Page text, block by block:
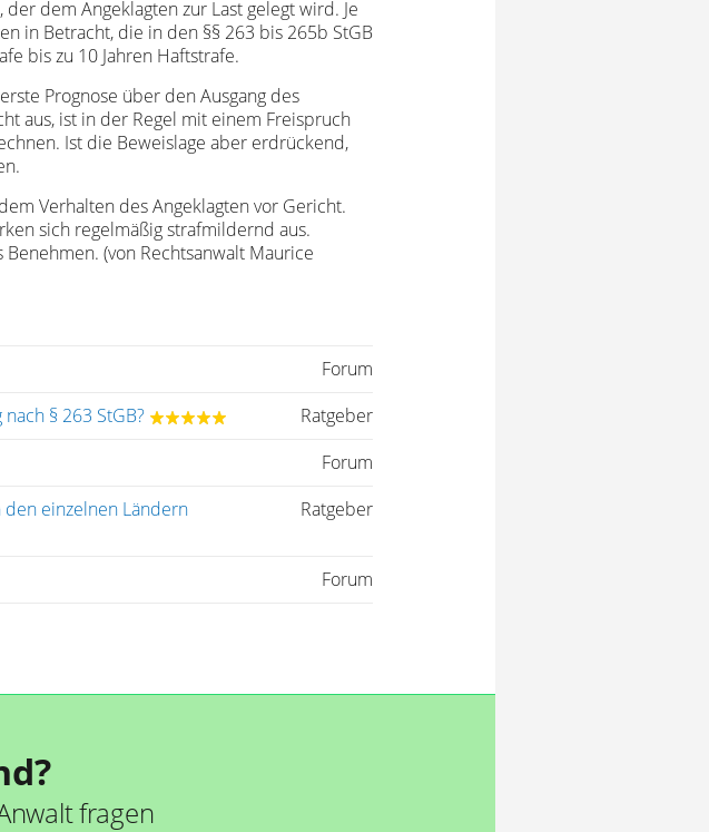
dem Angeklagten zur Last gelegt wird. Je
in Betracht, die in den §§ 263 bis 265b StGB
bis zu 10 Jahren Haftstrafe.
Prognose über den Ausgang des
aus, ist in der Regel mit einem Freispruch
Ist die Beweislage aber erdrückend,
Verhalten des Angeklagten vor Gericht.
sich regelmäßig strafmildernd aus.
(von Rechtsanwalt Maurice
Forum
§ 263 StGB?
Ratgeber
Forum
einzelnen Ländern
Ratgeber
Forum
fragen